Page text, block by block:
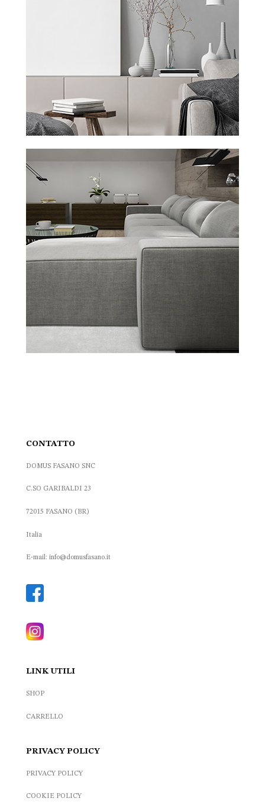
CONTATTO
DOMUS FASANO SNC
C.SO GARIBALDI 23
72015 FASANO (BR)
Italia
E-mail: info@domusfasano.it
LINK UTILI
SHOP
CARRELLO
PRIVACY POLICY
PRIVACY POLICY
COOKIE POLICY